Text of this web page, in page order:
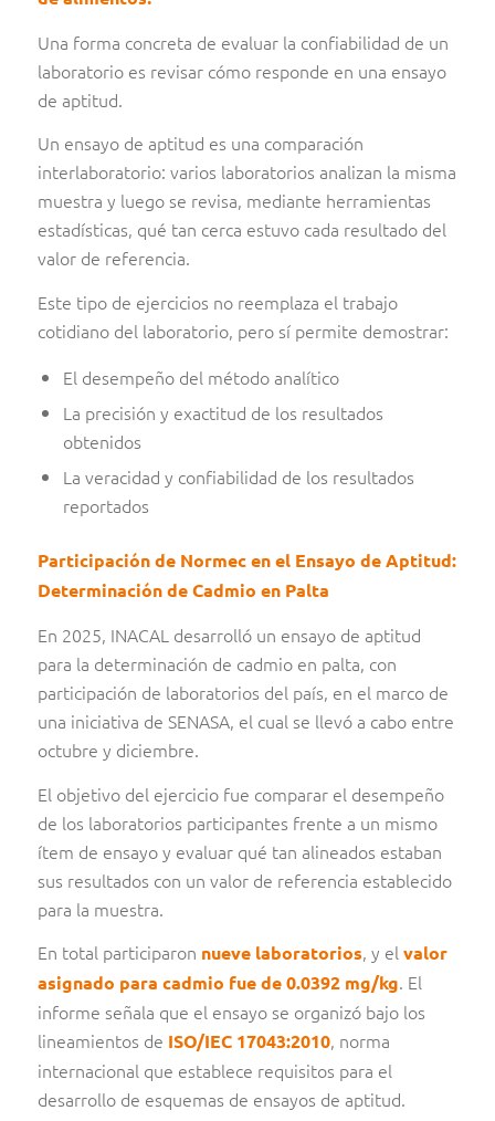
Una forma concreta de evaluar la confiabilidad de un
laboratorio es revisar cómo responde en una ensayo
de aptitud.
Un ensayo de aptitud es una comparación
interlaboratorio: varios laboratorios analizan la misma
muestra y luego se revisa, mediante herramientas
estadísticas, qué tan cerca estuvo cada resultado del
valor de referencia.
Este tipo de ejercicios no reemplaza el trabajo
cotidiano del laboratorio, pero sí permite demostrar:
El desempeño del método analítico
La precisión y exactitud de los resultados
obtenidos
La veracidad y confiabilidad de los resultados
reportados
Participación de Normec en el Ensayo de Aptitud:
Determinación de Cadmio en Palta
En 2025, INACAL desarrolló un ensayo de aptitud
para la determinación de cadmio en palta, con
participación de laboratorios del país, en el marco de
una iniciativa de SENASA, el cual se llevó a cabo entre
octubre y diciembre.
El objetivo del ejercicio fue comparar el desempeño
de los laboratorios participantes frente a un mismo
ítem de ensayo y evaluar qué tan alineados estaban
sus resultados con un valor de referencia establecido
para la muestra.
En total participaron nueve laboratorios, y el valor
asignado para cadmio fue de 0.0392 mg/kg. El
informe señala que el ensayo se organizó bajo los
lineamientos de ISO/IEC 17043:2010, norma
internacional que establece requisitos para el
desarrollo de esquemas de ensayos de aptitud.